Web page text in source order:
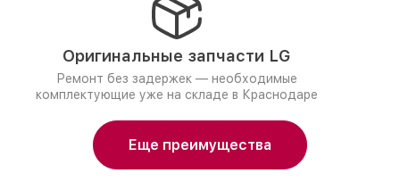
Оригинальные запчасти LG
Ремонт без задержек — необходимые
комплектующие уже на складе в Краснодаре
Еще преимущества